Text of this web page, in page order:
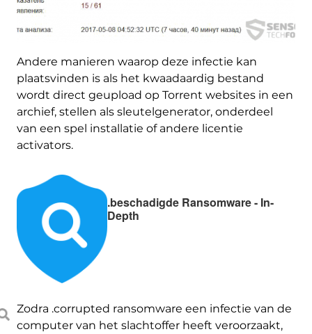
Andere manieren waarop deze infectie kan
plaatsvinden is als het kwaadaardig bestand
wordt direct geupload op Torrent websites in een
archief, stellen als sleutelgenerator, onderdeel
van een spel installatie of andere licentie
activators.
.beschadigde Ransomware - In-
Depth
Zodra .corrupted ransomware een infectie van de
computer van het slachtoffer heeft veroorzaakt,